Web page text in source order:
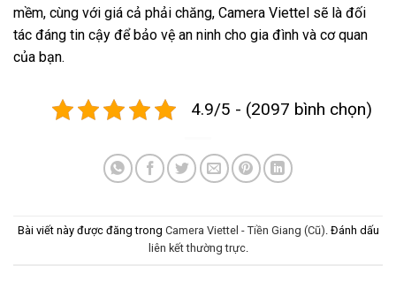
mềm, cùng với giá cả phải chăng, Camera Viettel sẽ là đối
tác đáng tin cậy để bảo vệ an ninh cho gia đình và cơ quan
của bạn.
4.9/5 - (2097 bình chọn)
Bài viết này được đăng trong Camera Viettel - Tiền Giang (Cũ). Đánh dấu
liên kết thường trực.